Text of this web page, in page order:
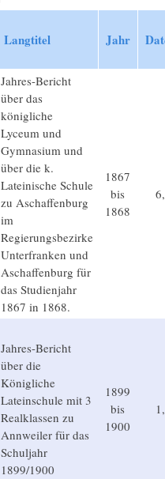
Langtitel Jahr
Jahres-Bericht
über das
königliche
Lyceum und
Gymnasium und
über die k.
Lateinische Schule
zu Aschaffenburg
im
Regierungsbezirke
Unterfranken und
Aschaffenburg für
das Studienjahr
1867 in 1868.
1867
bis
1868
Jahres-Bericht
über die
Königliche
Lateinschule mit 3
Realklassen zu
Annweiler für das
Schuljahr
1899/1900
1899
bis
1900